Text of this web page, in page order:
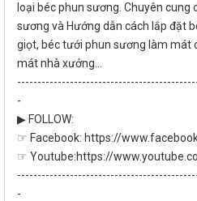
loại béc phun sương. Chuyên
sương và Hướng dẫn cách lắp đặt
giọt, béc tưới phun sương làm mát
mát nhà xưởng...
-
▶ FOLLOW:
☞ Facebook: https://
☞ Youtube:https://
-